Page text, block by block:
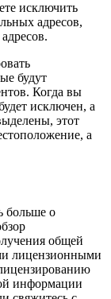
исключить
адресов,
будут
Когда вы
исключен, а
этот
а
больше о
общей
лицензионными
информации